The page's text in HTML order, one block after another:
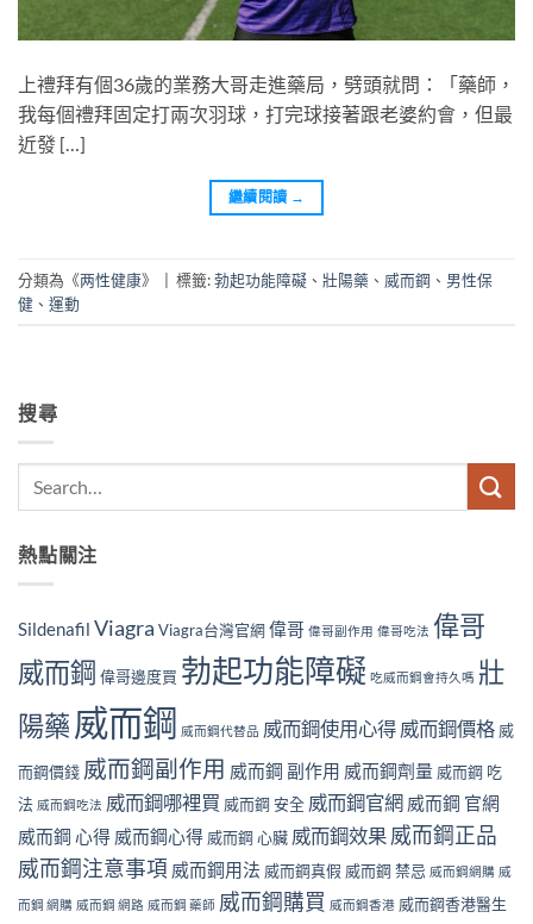
上禮拜有個36歲的業務大哥走進藥局，劈頭就問：「藥師，
我每個禮拜固定打兩次羽球，打完球接著跟老婆約會，但最
近發 […]
繼續閱讀 →
分類為《两性健康》 標籤:勃起功能障礙 、 壯陽藥 、 威而鋼 、 男性保
健 、 運動
搜尋
熱點關注
Sildenafil Viagra Viagra台灣官網偉哥 偉哥副作用 偉哥吃法 偉哥
威而鋼 偉哥邊度買 勃起功能障礙 吃威而鋼會持久嗎 壯
陽藥 威而鋼 威而鋼代替品 威而鋼使用心得 威而鋼價格 威
而鋼價錢 威而鋼副作用 威而鋼 副作用 威而鋼劑量 威而鋼 吃
法 威而鋼吃法 威而鋼哪裡買 威而鋼 安全 威而鋼官網 威而鋼 官網
威而鋼 心得 威而鋼心得 威而鋼 心臟 威而鋼效果 威而鋼正品
威而鋼注意事項 威而鋼用法 威而鋼真假 威而鋼 禁忌 威而鋼網購 威
而鋼 網購 威而鋼 網路 威而鋼 藥師 威而鋼購買 威而鋼香港 威而鋼香港醫生